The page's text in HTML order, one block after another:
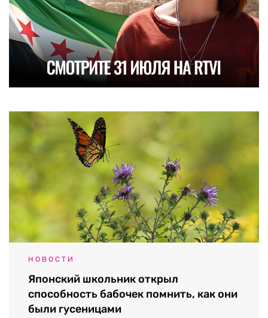
НОВОСТИ
Японский школьник открыл
способность бабочек помнить, как они
были гусеницами